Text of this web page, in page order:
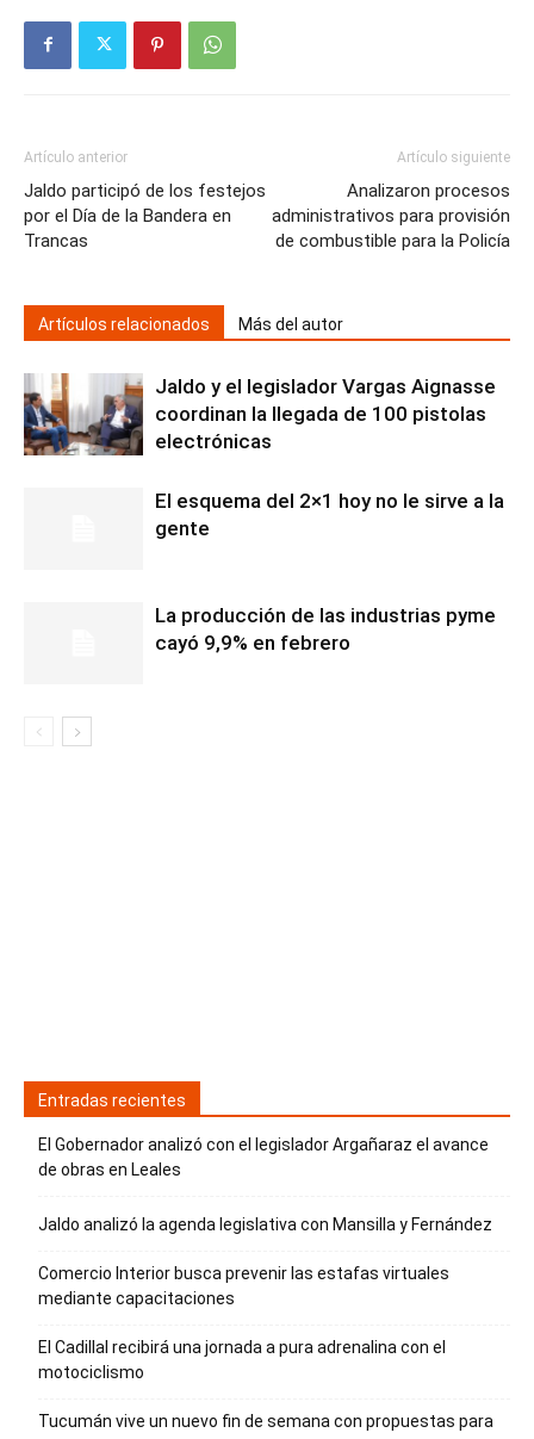
Artículo anterior
Jaldo participó de los festejos
por el Día de la Bandera en
Trancas
Artículo siguiente
Analizaron procesos
administrativos para provisión
de combustible para la Policía
Artículos relacionados Más del autor
Jaldo y el legislador Vargas Aignasse
coordinan la llegada de 100 pistolas
electrónicas
El esquema del 2×1 hoy no le sirve a la
gente
La producción de las industrias pyme
cayó 9,9% en febrero
Entradas recientes
El Gobernador analizó con el legislador Argañaraz el avance
de obras en Leales
Jaldo analizó la agenda legislativa con Mansilla y Fernández
Comercio Interior busca prevenir las estafas virtuales
mediante capacitaciones
El Cadillal recibirá una jornada a pura adrenalina con el
motociclismo
Tucumán vive un nuevo fin de semana con propuestas para